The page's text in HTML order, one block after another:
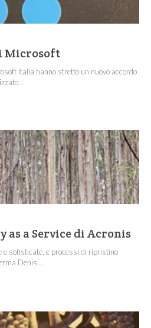
Microsoft
Italia hanno stretto un nuovo accordo
as a Service di Acronis
e sofisticate, e processi di ripristino
Denis...